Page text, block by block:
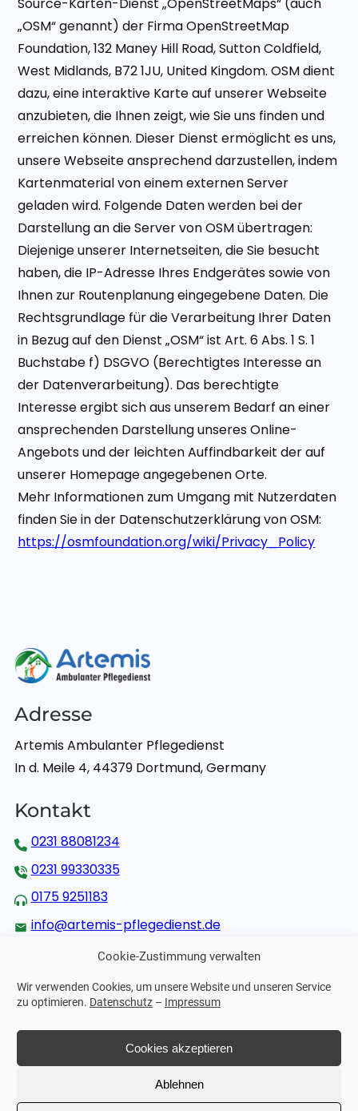
Cookie-Zustimmung verwalten
Wir verwenden Cookies, um unsere Website und unseren Service
zu optimieren. Datenschutz – Impressum
Cookies akzeptieren
Ablehnen
„OSM“ genannt) der Firma OpenStreetMap
Foundation, 132 Maney Hill Road, Sutton Coldfield,
West Midlands, B72 1JU, United Kingdom. OSM dient
dazu, eine interaktive Karte auf unserer Webseite
anzubieten, die Ihnen zeigt, wie Sie uns finden und
erreichen können. Dieser Dienst ermöglicht es uns,
unsere Webseite ansprechend darzustellen, indem
Kartenmaterial von einem externen Server
geladen wird. Folgende Daten werden bei der
Darstellung an die Server von OSM übertragen:
Diejenige unserer Internetseiten, die Sie besucht
haben, die IP-Adresse Ihres Endgerätes sowie von
Ihnen zur Routenplanung eingegebene Daten. Die
Rechtsgrundlage für die Verarbeitung Ihrer Daten
in Bezug auf den Dienst „OSM“ ist Art. 6 Abs. 1 S. 1
Buchstabe f) DSGVO (Berechtigtes Interesse an
der Datenverarbeitung). Das berechtigte
Interesse ergibt sich aus unserem Bedarf an einer
ansprechenden Darstellung unseres Online-
Angebots und der leichten Auffindbarkeit der auf
unserer Homepage angegebenen Orte.
Mehr Informationen zum Umgang mit Nutzerdaten
finden Sie in der Datenschutzerklärung von OSM:
https://osmfoundation.org/wiki/Privacy_Policy
Adresse
Artemis Ambulanter Pflegedienst
In d. Meile 4, 44379 Dortmund, Germany
Kontakt
0231 88081234
0231 99330335
0175 9251183
info@artemis-pflegedienst.de
Impressum
Datenschutz
© 2026 Artemis Ambulanter Pflegedienst